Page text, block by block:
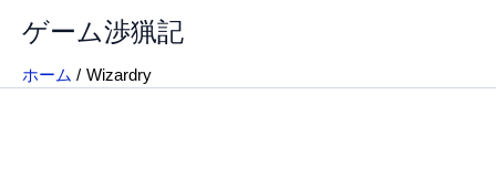
ス
ゲーム渉猟記
ホーム Wizardry